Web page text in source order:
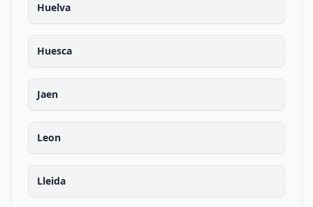
Huelva
Huesca
Jaen
Leon
Lleida